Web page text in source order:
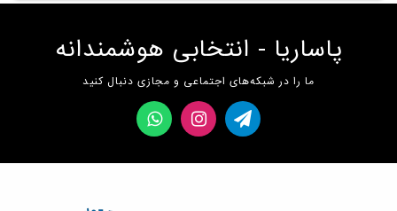
پاساریا - انتخابی هوشمندانه
ما را در شبکه‌های اجتماعی و مجازی دنبال کنید